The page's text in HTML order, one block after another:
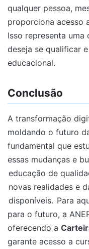
qualquer pessoa,
proporciona acesso
Isso representa
deseja se qualificar
educacional.
Conclusão
A transformação
moldando o futuro
fundamental que
essas mudanças e
educação de
novas realidades e
disponíveis. Para
para o futuro, a
oferecendo a
garante acesso a